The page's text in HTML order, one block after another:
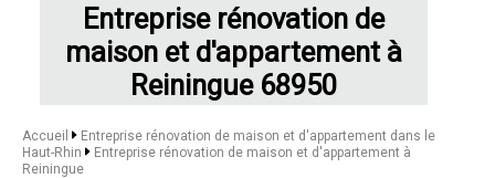
Entreprise rénovation de
maison et d'appartement à
Reiningue 68950
Accueil
Entreprise rénovation de maison et d'appartement dans le
Haut-Rhin
Entreprise rénovation de maison et d'appartement à
Reiningue